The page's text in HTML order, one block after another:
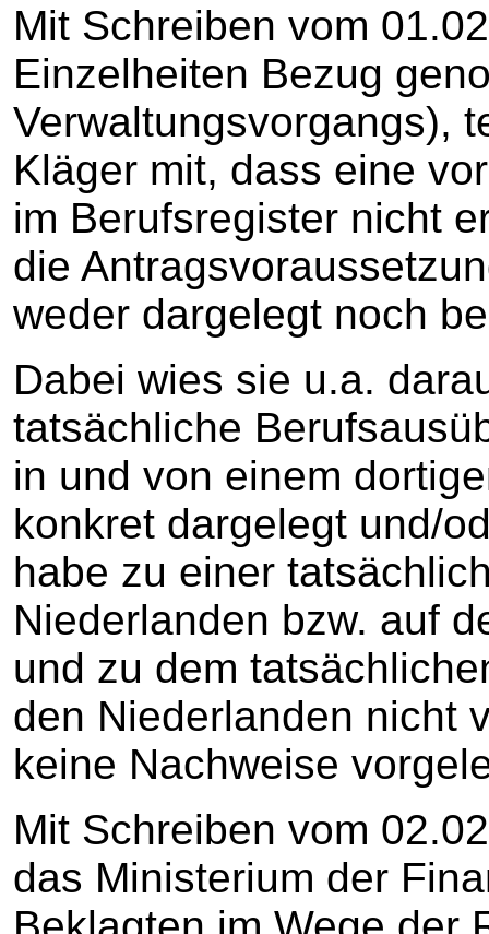
Mit Schreiben vom
Einzelheiten Bezug
Verwaltungsvorgangs),
Kläger mit, dass eine
im Berufsregister nicht
die
weder dargelegt noch
Dabei wies sie u.a.
tatsächliche
in und von einem
konkret dargelegt und/
habe zu einer
Niederlanden bzw. auf
und zu dem
den Niederlanden nicht
keine Nachweise
Mit Schreiben vom
das Ministerium der